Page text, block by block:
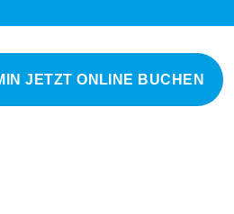
JETZT ONLINE BUCHEN